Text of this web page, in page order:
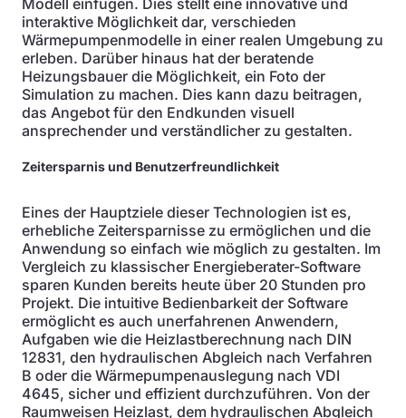
Modell einfügen. Dies stellt eine innovative und
interaktive Möglichkeit dar, verschieden
Wärmepumpenmodelle in einer realen Umgebung zu
erleben. Darüber hinaus hat der beratende
Heizungsbauer die Möglichkeit, ein Foto der
Simulation zu machen. Dies kann dazu beitragen,
das Angebot für den Endkunden visuell
ansprechender und verständlicher zu gestalten.
Zeitersparnis und Benutzerfreundlichkeit
Eines der Hauptziele dieser Technologien ist es,
erhebliche Zeitersparnisse zu ermöglichen und die
Anwendung so einfach wie möglich zu gestalten. Im
Vergleich zu klassischer Energieberater-Software
sparen Kunden bereits heute über 20 Stunden pro
Projekt. Die intuitive Bedienbarkeit der Software
ermöglicht es auch unerfahrenen Anwendern,
Aufgaben wie die Heizlastberechnung nach DIN
12831, den hydraulischen Abgleich nach Verfahren
B oder die Wärmepumpenauslegung nach VDI
4645, sicher und effizient durchzuführen. Von der
Raumweisen Heizlast, dem hydraulischen Abgleich